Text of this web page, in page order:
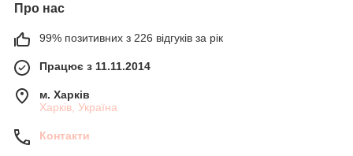
Про нас
99% позитивних з 226 відгуків за рік
Працює з 11.11.2014
м. Харків
Харків, Україна
Контакти